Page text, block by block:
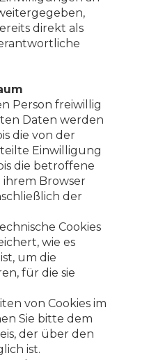
direkt als
Person freiwillig
Daten werden
die von der
Einwilligung
die betroffene
ihrem Browser
der
Cookies
wie es
um die
für die sie
von Cookies im
Sie bitte dem
der über den
ist.